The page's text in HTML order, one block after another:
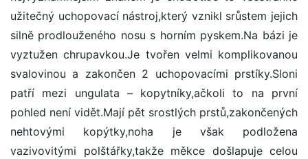
užitečný uchopovací nástroj,který vznikl srůstem jejich
silně prodlouženého nosu s horním pyskem.Na bázi je
vyztužen chrupavkou.Je tvořen velmi komplikovanou
svalovinou a zakončen 2 uchopovacími prstíky.Sloni
patří mezi ungulata – kopytníky,ačkoli to na první
pohled není vidět.Mají pět srostlých prstů,zakončených
nehtovými kopýtky,noha je však podložena
vazivovitými polštářky,takže měkce došlapuje celou